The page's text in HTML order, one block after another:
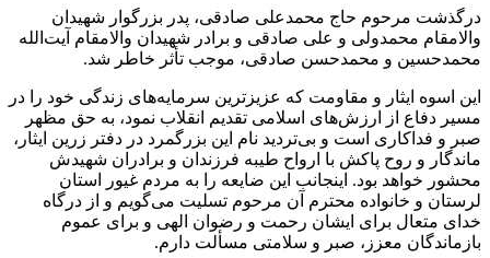
درگذشت مرحوم حاج محمدعلی صادقی، پدر بزرگوار شهیدان
والامقام محمدولی و علی صادقی و برادر شهیدان والامقام آیت‌الله
محمدحسین و محمدحسن صادقی، موجب تأثر خاطر شد.
این اسوه ایثار و مقاومت که عزیزترین سرمایه‌های زندگی خود را در
مسیر دفاع از ارزش‌های اسلامی تقدیم انقلاب نمود، به حق مظهر
صبر و فداکاری است و بی‌تردید نام این بزرگمرد در دفتر زرین ایثار،
ماندگار و روح پاکش با ارواح طیبه فرزندان و برادران شهیدش
محشور خواهد بود. اینجانب این ضایعه را به مردم غیور استان
لرستان و خانواده محترم آن مرحوم تسلیت می‌گویم و از درگاه
خدای متعال برای ایشان رحمت و رضوان الهی و برای عموم
بازماندگان معزز، صبر و سلامتی مسألت دارم.